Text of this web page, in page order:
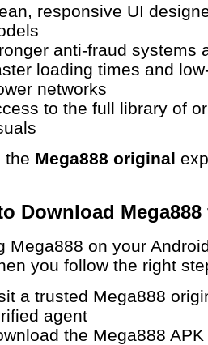
responsive UI
anti-fraud systems
loading times and
networks
to the full library of
the Mega888 original
Download
Mega888 on your
you follow the right
a trusted Mega888
agent
the Mega888